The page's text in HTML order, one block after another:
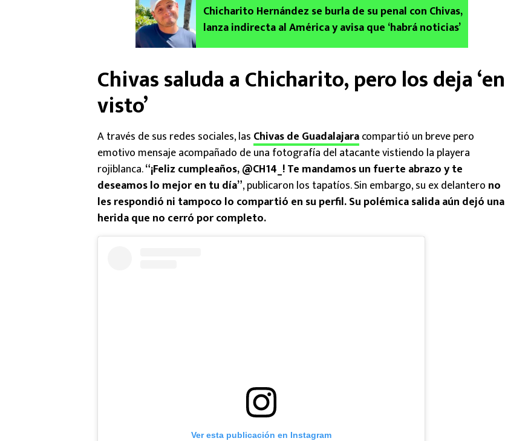
Chicharito Hernández se burla de su penal con Chivas,
lanza indirecta al América y avisa que ‘habrá noticias’
Chivas saluda a Chicharito, pero los deja ‘en
visto’
A través de sus redes sociales, las Chivas de Guadalajaracompartió un breve pero
emotivo mensaje acompañado de una fotografía del atacante vistiendo la playera
rojiblanca.“¡Feliz cumpleaños, @CH14_! Te mandamos un fuerte abrazo y te
deseamos lo mejor en tu día”, publicaron los tapatíos. Sin embargo, su ex delantero no
les respondió ni tampoco lo compartió en su perfil. Su polémica salida aún dejó una
herida que no cerró por completo.
Ver esta publicación en Instagram